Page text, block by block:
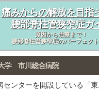
痛みからの解放を目指
腰部脊柱管狭窄症ガ
原因から治療まで！
腰部脊柱管狭窄症のパーフェク
学 市川総合病院
センターを開設している「